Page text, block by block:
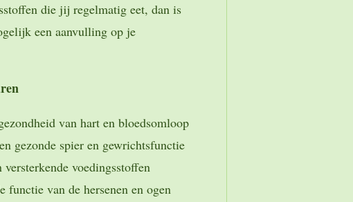
die jij regelmatig eet, dan is
een aanvulling op je
van hart en bloedsomloop
gezonde spier en gewrichtsfunctie
voedingsstoffen
functie van de hersenen en ogen